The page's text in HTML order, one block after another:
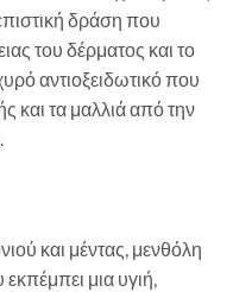
δράση που
του δέρματος και το
αντιοξειδωτικό που
και τα μαλλιά από την
και μέντας, μενθόλη
μια υγιή,